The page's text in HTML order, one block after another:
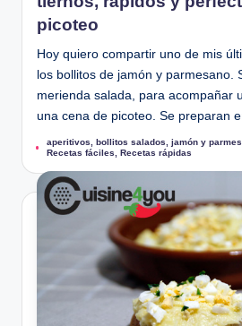
picoteo
Hoy quiero compartir uno de mis
los bollitos de jamón y parmesano.
merienda salada, para acompañar
una cena de picoteo. Se preparan
Etiquetas:
aperitivos, bollitos salados, jamón y
Recetas fáciles, Recetas rápidas